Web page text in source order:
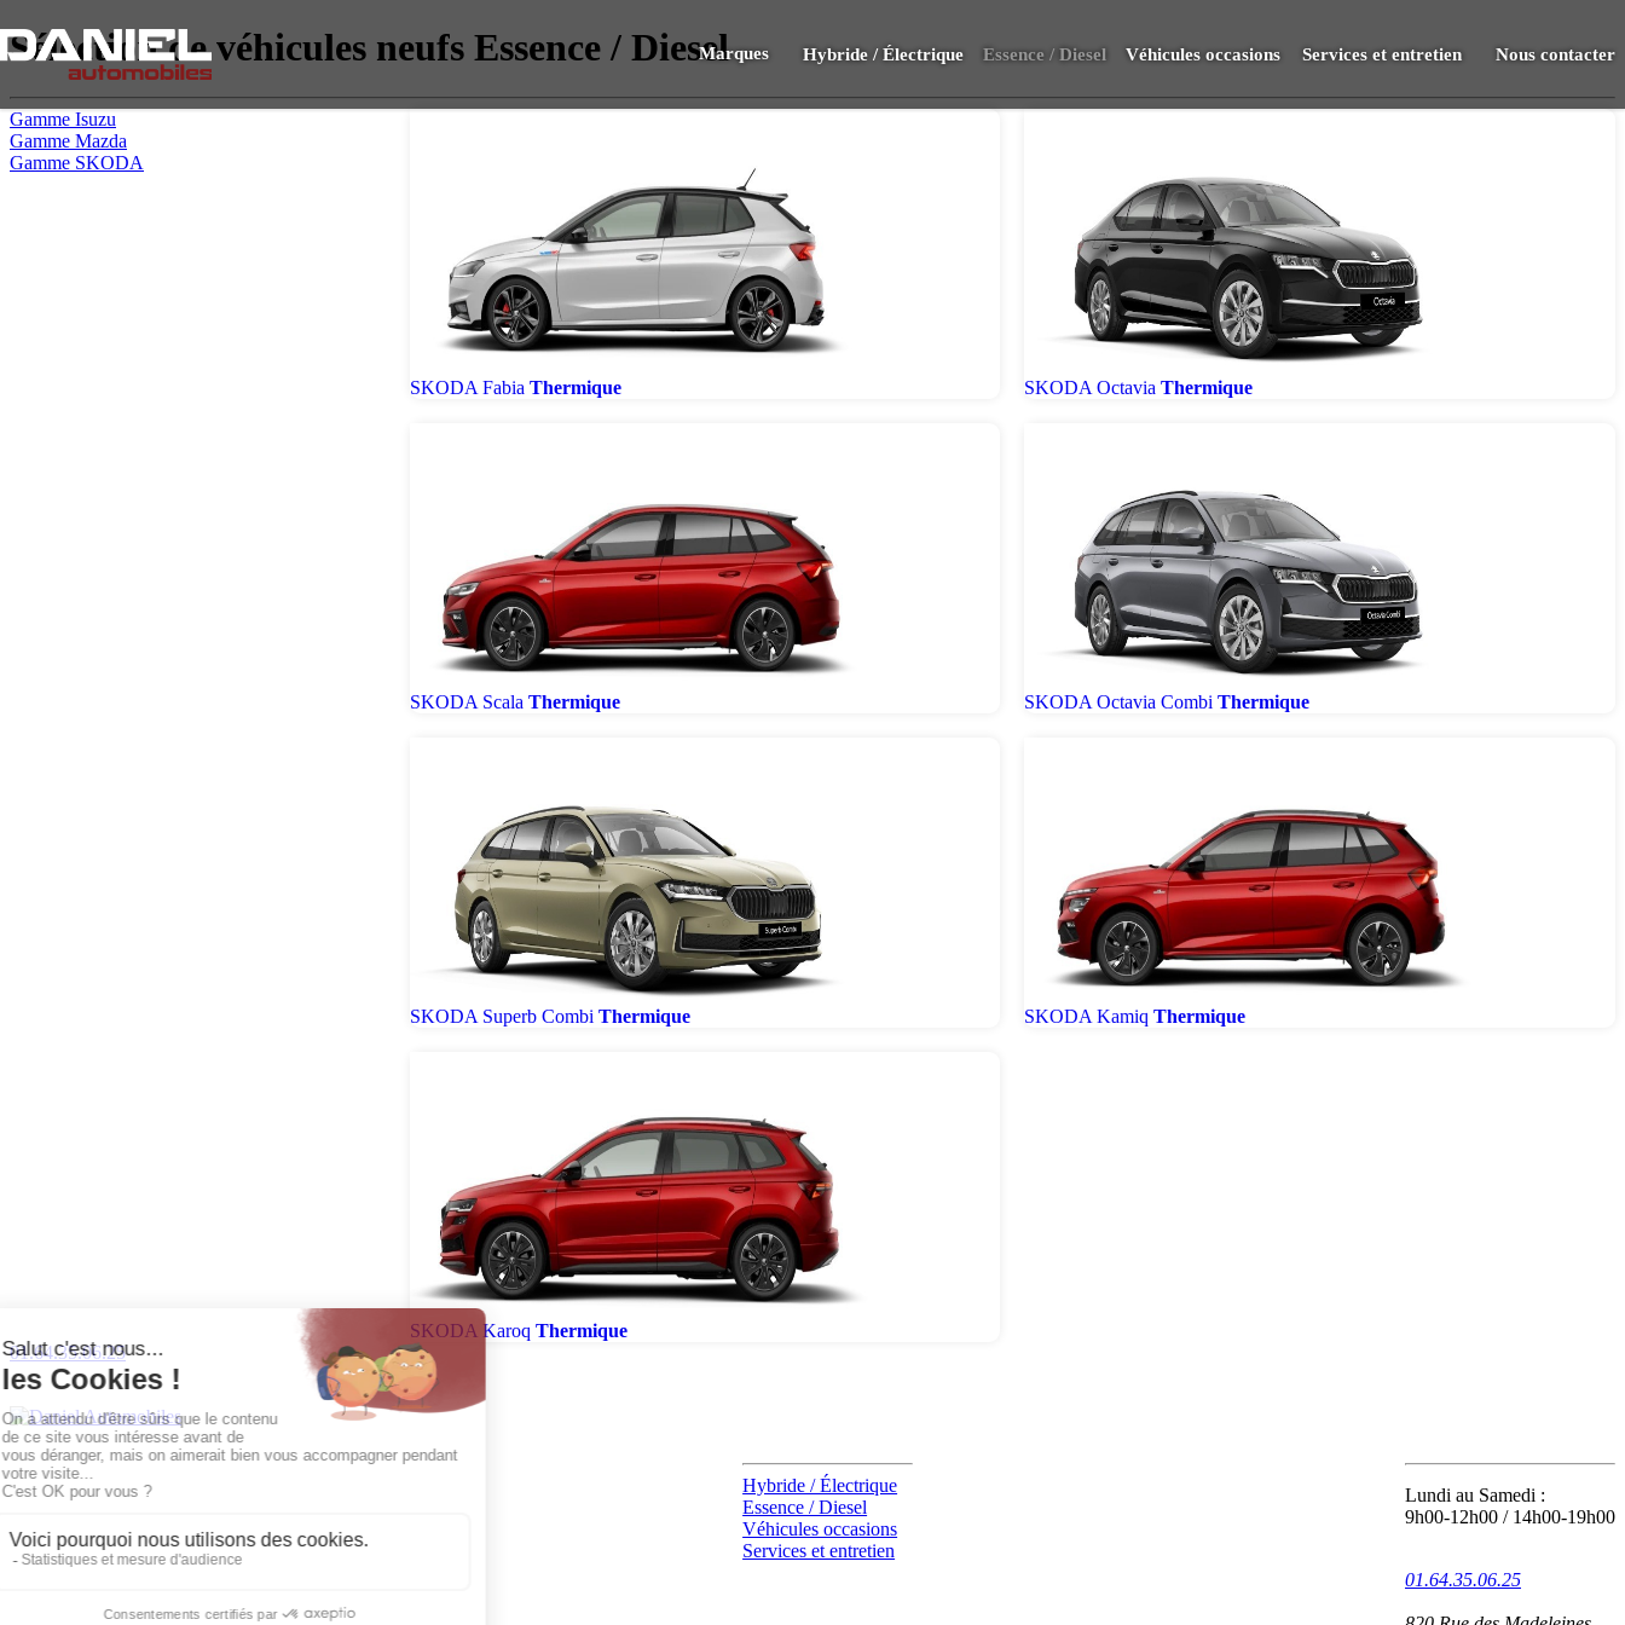
Marques Hybride / Électrique Essence / Diesel Véhicules occasions Services et entretien
S.A.V.
Nous contacter
Sélection de véhicules neufs Essence / Diesel
Gamme Isuzu
Gamme Mazda
Gamme SKODA
SKODA Fabia Thermique SKODA Octavia Thermique
SKODA Scala Thermique SKODA Octavia Combi Thermique
SKODA Superb Combi Thermique SKODA Kamiq Thermique
SKODA Karoq Thermique
01.64.35.06.25
CONCESSIONNAIRE
Hybride / Électrique
Essence / Diesel
Véhicules occasions
Services et entretien
Lundi au Samedi :
9h00-12h00 / 14h00-19h00
01.64.35.06.25